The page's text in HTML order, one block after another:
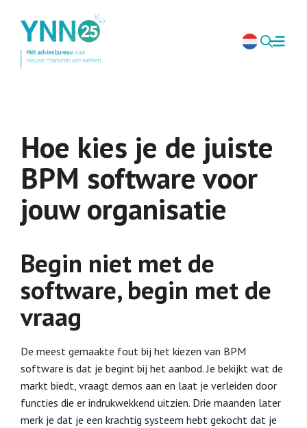
Hoe kies je de juiste
BPM software voor
jouw organisatie
Begin niet met de
software, begin met de
vraag
De meest gemaakte fout bij het kiezen van BPM
software is dat je begint bij het aanbod. Je bekijkt wat de
markt biedt, vraagt demos aan en laat je verleiden door
functies die er indrukwekkend uitzien. Drie maanden later
merk je dat je een krachtig systeem hebt gekocht dat je